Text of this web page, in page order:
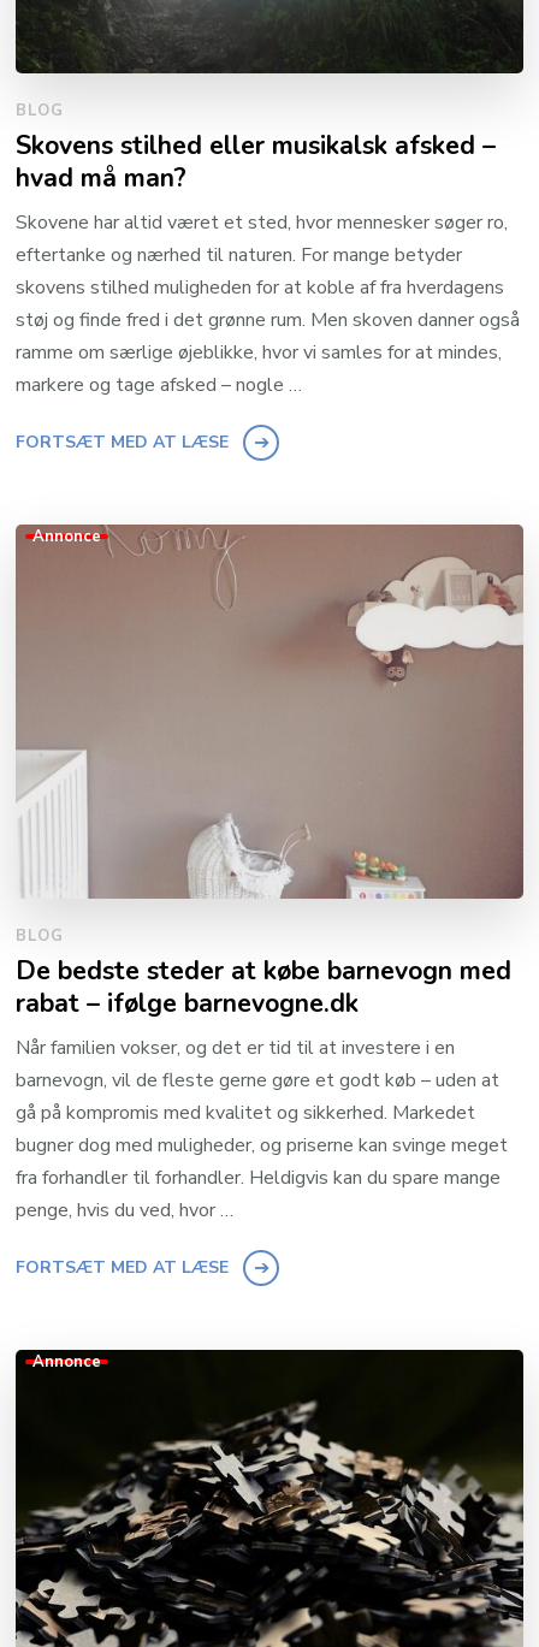
BLOG
Skovens stilhed eller musikalsk afsked –
hvad må man?
Skovene har altid været et sted, hvor mennesker søger ro,
eftertanke og nærhed til naturen. For mange betyder
skovens stilhed muligheden for at koble af fra hverdagens
støj og finde fred i det grønne rum. Men skoven danner også
ramme om særlige øjeblikke, hvor vi samles for at mindes,
markere og tage afsked – nogle …
FORTSÆT MED AT LÆSE
Annonce
BLOG
De bedste steder at købe barnevogn med
rabat – ifølge barnevogne.dk
Når familien vokser, og det er tid til at investere i en
barnevogn, vil de fleste gerne gøre et godt køb – uden at
gå på kompromis med kvalitet og sikkerhed. Markedet
bugner dog med muligheder, og priserne kan svinge meget
fra forhandler til forhandler. Heldigvis kan du spare mange
penge, hvis du ved, hvor …
FORTSÆT MED AT LÆSE
Annonce